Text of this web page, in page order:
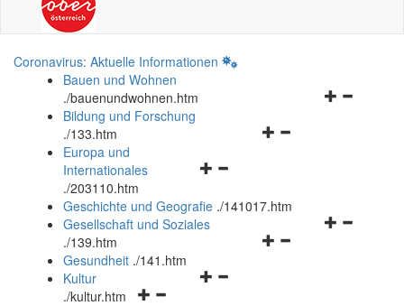
Coronavirus: Aktuelle Informationen
Bauen und Wohnen
./bauenundwohnen.htm
Navigationsmenü
Bildung und Forschung
./133.htm
Navigationsmenü
und
schließen
Europa und
Internationales
./203110.htm
Geschichte und Geografie ./141017.htm
Navigationsmenü
Gesellschaft und Soziales
./139.htm
Navigationsmenü
Gesundheit ./141.htm
Navigationsmenü
Kultur
./kultur.htm